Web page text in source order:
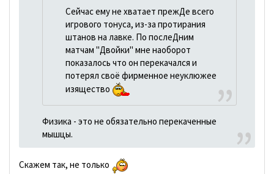
Сейчас ему не хватает прежДе всего
игрового тонуса, из-за протирания
штанов на лавке. По послеДним
матчам "Двойки" мне наоборот
показалось что он перекачался и
потерял своё фирменное неуклюжее
изящество
Физика - это не обязательно перекаченные
мышцы.
Скажем так, не только